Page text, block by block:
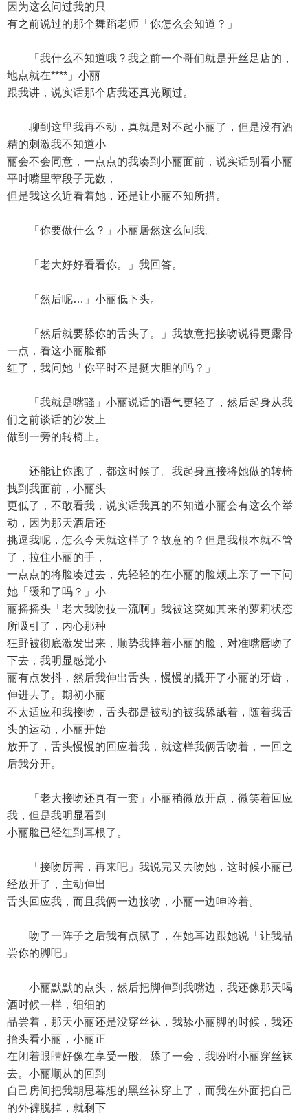
因为这么问过我的只
有之前说过的那个舞蹈老师「你怎么会知道？」
「我什么不知道哦？我之前一个哥们就是开丝足店的，
地点就在****」小丽
跟我讲，说实话那个店我还真光顾过。
聊到这里我再不动，真就是对不起小丽了，但是没有酒
精的刺激我不知道小
丽会不会同意，一点点的我凑到小丽面前，说实话别看小丽
平时嘴里荤段子无数，
但是我这么近看着她，还是让小丽不知所措。
「你要做什么？」小丽居然这么问我。
「老大好好看看你。」我回答。
「然后呢…」小丽低下头。
「然后就要舔你的舌头了。」我故意把接吻说得更露骨
一点，看这小丽脸都
红了，我问她「你平时不是挺大胆的吗？」
「我就是嘴骚」小丽说话的语气更轻了，然后起身从我
们之前谈话的沙发上
做到一旁的转椅上。
还能让你跑了，都这时候了。我起身直接将她做的转椅
拽到我面前，小丽头
更低了，不敢看我，说实话我真的不知道小丽会有这么个举
动，因为那天酒后还
挑逗我呢，怎么今天就这样了？故意的？但是我根本就不管
了，拉住小丽的手，
一点点的将脸凑过去，先轻轻的在小丽的脸颊上亲了一下问
她「缓和了吗？」小
丽摇摇头「老大我吻技一流啊」我被这突如其来的萝莉状态
所吸引了，内心那种
狂野被彻底激发出来，顺势我捧着小丽的脸，对准嘴唇吻了
下去，我明显感觉小
丽有点发抖，然后我伸出舌头，慢慢的撬开了小丽的牙齿，
伸进去了。期初小丽
不太适应和我接吻，舌头都是被动的被我舔舐着，随着我舌
头的运动，小丽开始
放开了，舌头慢慢的回应着我，就这样我俩舌吻着，一回之
后我分开。
「老大接吻还真有一套」小丽稍微放开点，微笑着回应
我，但是我明显看到
小丽脸已经红到耳根了。
「接吻厉害，再来吧」我说完又去吻她，这时候小丽已
经放开了，主动伸出
舌头回应我，而且我俩一边接吻，小丽一边呻吟着。
吻了一阵子之后我有点腻了，在她耳边跟她说「让我品
尝你的脚吧」
小丽默默的点头，然后把脚伸到我嘴边，我还像那天喝
酒时候一样，细细的
品尝着，那天小丽还是没穿丝袜，我舔小丽脚的时候，我还
抬头看小丽，小丽正
在闭着眼睛好像在享受一般。舔了一会，我吩咐小丽穿丝袜
去。小丽顺从的回到
自己房间把我朝思暮想的黑丝袜穿上了，而我在外面把自己
的外裤脱掉，就剩下